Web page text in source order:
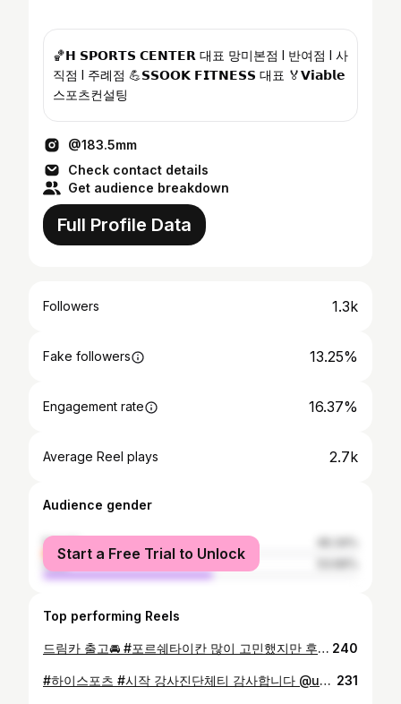
🏀𝗛 𝗦𝗣𝗢𝗥𝗧𝗦 𝗖𝗘𝗡𝗧𝗘𝗥 대표 망미본점 l 반여점 l 사
직점 l 주례점 💪𝗦𝗦𝗢𝗢𝗞 𝗙𝗜𝗧𝗡𝗘𝗦𝗦 대표 🏅𝗩𝗶𝗮𝗯𝗹𝗲
스포츠컨설팅
@183.5mm
Check contact details
Get audience breakdown
Full Profile Data
Followers 1.3k
Fake followers 13.25%
Engagement rate 16.37%
Average Reel plays 2.7k
Audience gender
female
male
Start a Free Trial to Unlock
Top performing Reels
드림카 출고🚘 #포르쉐타이칸 많이 고민했지만 후회없고 즐겁고 행복하다 앞으로도 겸손하고 성실하게 좋은일만 가득하길🙏 240
#하이스포츠 #시작 강사진단체티 감사합니다 @up__sports 명패감사합니다 @venom17x 오픈식에 뵙겠습니다! 231